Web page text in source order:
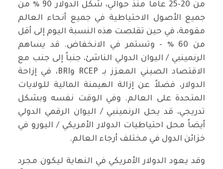
من 20-25 عاماً منذ حوالي، شكل الدولار 90 ٪ من
جميع الأصول الاحتياطية في جميع أنحاء العالم
مقومة، في حين تقلصت هذه النسبة اليوم إلى أقل
من 60 ٪ - وتستمر في الانخفاض. قد يساهم
الرنمينبي / اليوان الدولي الناشئ، جنباً إلى جنب مع
الاقتصاد الصيني المعزز بـ RCEP وBRI، في إزاحة
الدولار، فضلاً عن إزالة الهيمنة المالية للولايات
المتحدة على العالم. وفي الوقت نفسه وبشكل
تدريجي، قد يحل الرنمينبي / اليوان الرقمي الدولي
أيضاً محل احتياطيات الدولار الأمريكي / اليورو في
خزائن الدول في مختلف أرجاء العالم.
وقد يعود الدولار الأمريكي في النهاية ليكون مجرد